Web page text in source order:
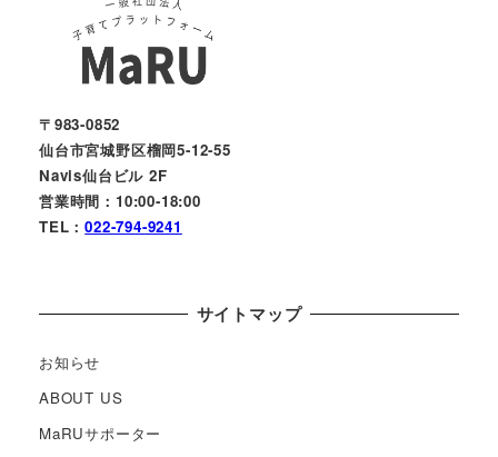
〒983-0852
仙台市宮城野区榴岡5-12-55
Navis仙台ビル 2F
営業時間：10:00-18:00
TEL：022-794-9241
サイトマップ
お知らせ
ABOUT US
MaRUサポーター